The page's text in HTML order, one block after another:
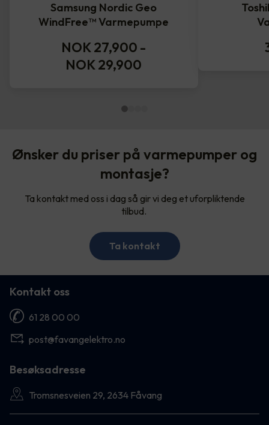
Samsung Nordic Geo
WindFree™️ Varmepumpe
NOK 27,900 -
NOK 29,900
Ønsker du priser på varmepumper og
montasje?
Ta kontakt med oss i dag så gir vi deg et uforpliktende
tilbud.
Ta kontakt
Kontakt oss
61 28 00 00
post@favangelektro.no
Besøksadresse
Tromsnesveien 29, 2634 Fåvang